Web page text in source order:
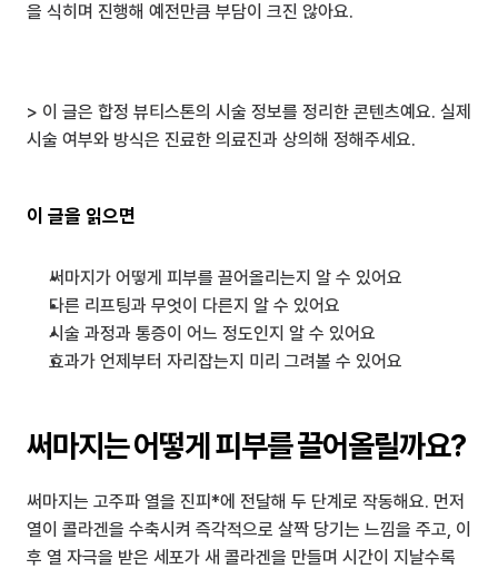
을 식히며 진행해 예전만큼 부담이 크진 않아요.
> 이 글은 합정 뷰티스톤의 시술 정보를 정리한 콘텐츠예요. 실제
시술 여부와 방식은 진료한 의료진과 상의해 정해주세요.
이 글을 읽으면
써마지가 어떻게 피부를 끌어올리는지 알 수 있어요
다른 리프팅과 무엇이 다른지 알 수 있어요
시술 과정과 통증이 어느 정도인지 알 수 있어요
효과가 언제부터 자리잡는지 미리 그려볼 수 있어요
써마지는 어떻게 피부를 끌어올릴까요?
써마지는 고주파 열을 진피*에 전달해 두 단계로 작동해요. 먼저
열이 콜라겐을 수축시켜 즉각적으로 살짝 당기는 느낌을 주고, 이
후 열 자극을 받은 세포가 새 콜라겐을 만들며 시간이 지날수록